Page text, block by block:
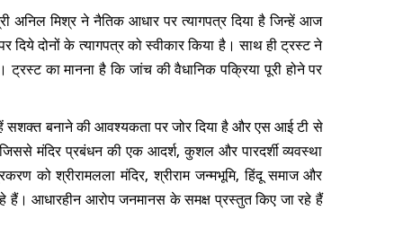
अनिल मिश्र ने नैतिक आधार पर त्यागपत्र दिया है जिन्हें आज
दिये दोनों के त्यागपत्र को स्वीकार किया है। साथ ही ट्रस्ट ने
का मानना है कि जांच की वैधानिक पक्रिया पूरी होने पर
सशक्त बनाने की आवश्यकता पर जोर दिया है और एस आई टी से
मंदिर प्रबंधन की एक आदर्श, कुशल और पारदर्शी व्यवस्था
को श्रीरामलला मंदिर, श्रीराम जन्मभूमि, हिंदू समाज और
आधारहीन आरोप जनमानस के समक्ष प्रस्तुत किए जा रहे हैं